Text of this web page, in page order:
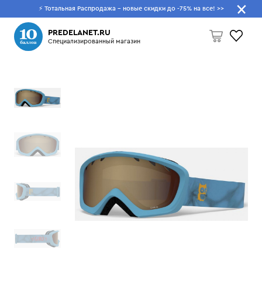
⚡ Тотальная Распродажа - новые скидки до -75% на все! >>
PREDELANET.RU
Специализированный магазин
Пусто
Что будем искать?